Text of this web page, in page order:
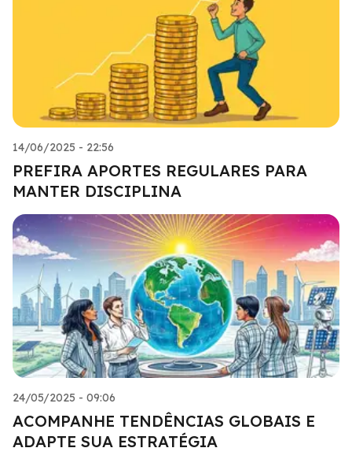
14/06/2025 - 22:56
PREFIRA APORTES REGULARES PARA
MANTER DISCIPLINA
24/05/2025 - 09:06
ACOMPANHE TENDÊNCIAS GLOBAIS E
ADAPTE SUA ESTRATÉGIA